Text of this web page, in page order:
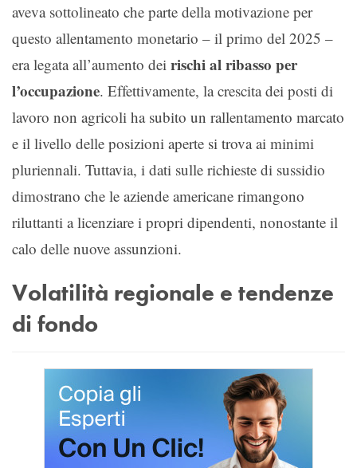
aveva sottolineato che parte della motivazione per
questo allentamento monetario – il primo del 2025 –
era legata all’aumento dei rischi al ribasso per
l’occupazione. Effettivamente, la crescita dei posti di
lavoro non agricoli ha subito un rallentamento marcato
e il livello delle posizioni aperte si trova ai minimi
pluriennali. Tuttavia, i dati sulle richieste di sussidio
dimostrano che le aziende americane rimangono
riluttanti a licenziare i propri dipendenti, nonostante il
calo delle nuove assunzioni.
Volatilità regionale e tendenze
di fondo